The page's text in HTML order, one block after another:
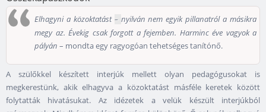
Elhagyni a közoktatást – nyilván nem egyik pillanatról a másikra
megy az. Évekig csak forgott a fejemben. Harminc éve vagyok a
pályán – mondta egy ragyogóan tehetséges tanítónő.
A szülőkkel készített interjúk mellett olyan pedagógusokat is
megkerestünk, akik elhagyva a közoktatást másféle keretek között
folytatták hivatásukat. Az idézetek a velük készült interjúkból